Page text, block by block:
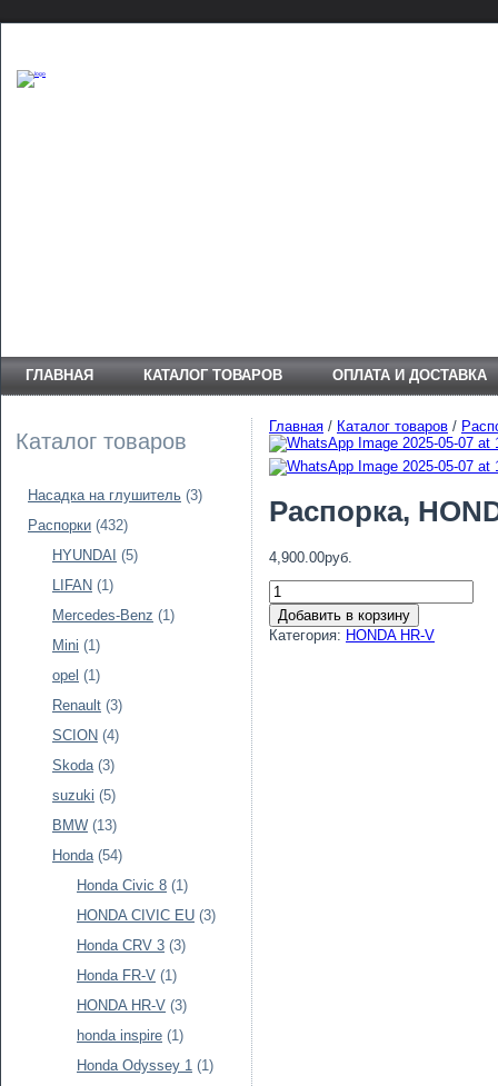
ГЛАВНАЯ КАТАЛОГ ТОВАРОВ ОПЛАТА И ДОСТАВКА
Каталог товаров
Насадка на глушитель (3)
Распорки (432)
HYUNDAI (5)
LIFAN (1)
Mercedes-Benz (1)
Mini (1)
opel (1)
Renault (3)
SCION (4)
Skoda (3)
suzuki (5)
BMW (13)
Honda (54)
Honda Civic 8 (1)
HONDA CIVIC EU (3)
Honda CRV 3 (3)
Honda FR-V (1)
HONDA HR-V (3)
honda inspire (1)
Honda Odyssey 1 (1)
Главная / Каталог товаров /
Распорка,
4,900.00руб.
Добавить в корзину
Категория: HONDA HR-V